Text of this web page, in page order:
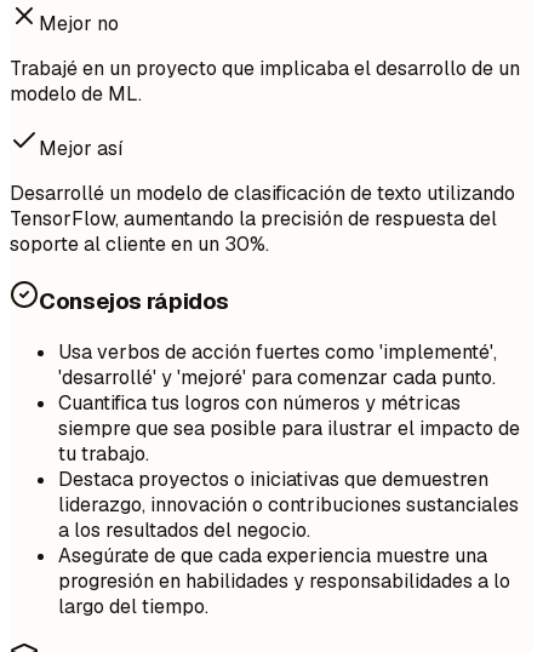
Mejor no
Trabajé en un proyecto que implicaba el desarrollo de un
modelo de ML.
Mejor así
Desarrollé un modelo de clasificación de texto utilizando
TensorFlow, aumentando la precisión de respuesta del
soporte al cliente en un 30%.
Consejos rápidos
Usa verbos de acción fuertes como 'implementé',
'desarrollé' y 'mejoré' para comenzar cada punto.
Cuantifica tus logros con números y métricas
siempre que sea posible para ilustrar el impacto de
tu trabajo.
Destaca proyectos o iniciativas que demuestren
liderazgo, innovación o contribuciones sustanciales
a los resultados del negocio.
Asegúrate de que cada experiencia muestre una
progresión en habilidades y responsabilidades a lo
largo del tiempo.